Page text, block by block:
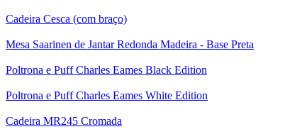
Cadeira Cesca (com braço)
Mesa Saarinen de Jantar Redonda Madeira - Base Preta
Poltrona e Puff Charles Eames Black Edition
Poltrona e Puff Charles Eames White Edition
Cadeira MR245 Cromada